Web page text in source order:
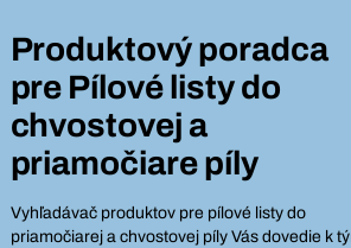
Produktový poradca
pre Pílové listy do
chvostovej a
priamočiare píly
Vyhľadávač produktov pre pílové listy do
priamočiarej a chvostovej píly Vás dovedie k